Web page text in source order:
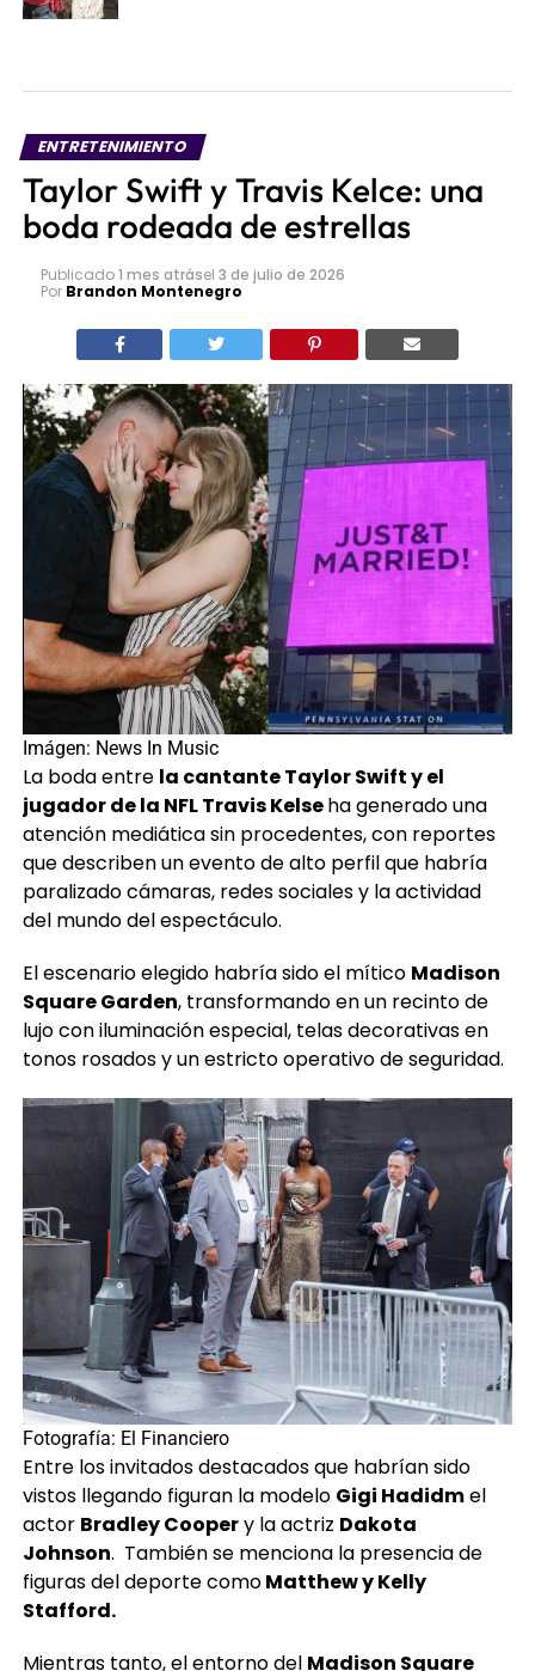
ENTRETENIMIENTO
Taylor Swift y Travis Kelce: una
boda rodeada de estrellas
Publicado1 mes atrásel 3 de julio de 2026
Por Brandon Montenegro
Imágen: News In Music
La boda entre la cantante Taylor Swift y el
jugador de la NFL Travis Kelseha generado una
atención mediática sin procedentes, con reportes
que describen un evento de alto perfil que habría
paralizado cámaras, redes sociales y la actividad
del mundo del espectáculo.
El escenario elegido habría sido el mítico Madison
Square Garden, transformando en un recinto de
lujo con iluminación especial, telas decorativas en
tonos rosados y un estricto operativo de seguridad.
Fotografía: El Financiero
Entre los invitados destacados que habrían sido
vistos llegando figuran la modelo Gigi Hadidmel
actor Bradley Coopery la actriz Dakota
Johnson. También se menciona la presencia de
figuras del deporte comoMatthew y Kelly
Stafford.
Mientras tanto, el entorno del Madison Square